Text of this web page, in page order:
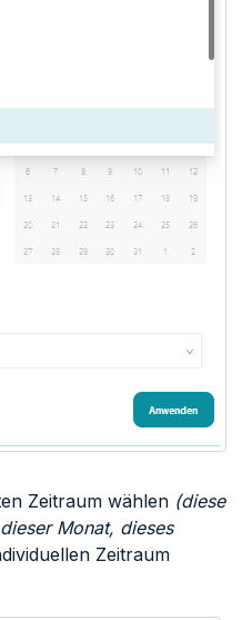
Zeitraum wählen (diese
Monat, dieses
Zeitraum